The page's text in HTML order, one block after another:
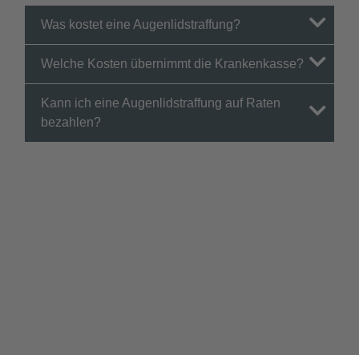
Was kostet eine Augenlidstraffung?
Welche Kosten übernimmt die Krankenkasse?
Kann ich eine Augenlidstraffung auf Raten
bezahlen?